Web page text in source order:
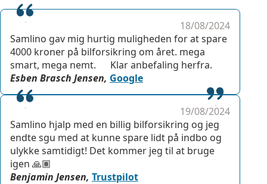
18/08/2024
Samlino gav mig hurtig muligheden for at spare
4000 kroner på bilforsikring om året. mega
smart, mega nemt. Klar anbefaling herfra.
Esben Brasch Jensen, Google
19/08/2024
Samlino hjalp med en billig bilforsikring og jeg
endte sgu med at kunne spare lidt på indbo og
ulykke samtidigt! Det kommer jeg til at bruge
igen 🙏🏽
Benjamin Jensen, Trustpilot